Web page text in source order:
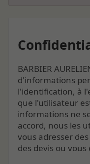
BARBIER
d'informations
l'identification, à
que l'utilisateur
informations ne
accord, nous les
vous adresser
des devis ou vous